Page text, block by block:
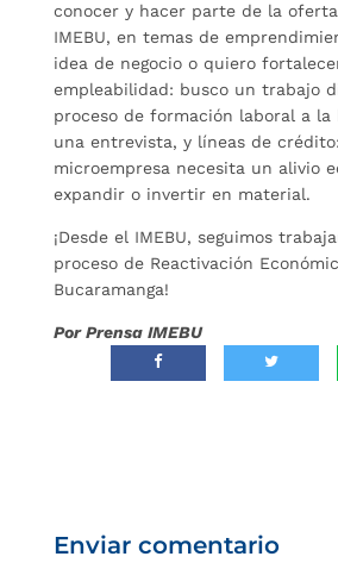
conocer y hacer parte de la
IMEBU, en temas de
idea de negocio o quiero
empleabilidad: busco un trabajo
proceso de formación laboral a
una entrevista, y líneas de
microempresa necesita un alivio
expandir o invertir en material.
¡Desde el IMEBU, seguimos
proceso de Reactivación
Bucaramanga!
Por Prensa IMEBU
Enviar comentario